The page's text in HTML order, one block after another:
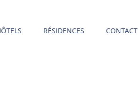
RÉSIDENCES CONTACT